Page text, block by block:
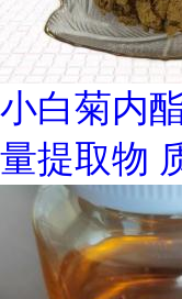
小白菊内
量提取物